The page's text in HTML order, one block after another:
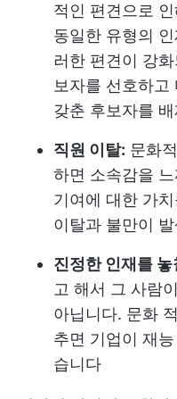
적인 편견으로
동일한 유형의
러한 편견이 강
보자를 선호하고
갖춘 후보자를
직원 이탈: 문화
하면 소속감을
기여에 대한 가
이탈과 불만이
진정한 인재를 놓
고 해서 그 사람
아닙니다. 문화
추면 기업이 재
습니다